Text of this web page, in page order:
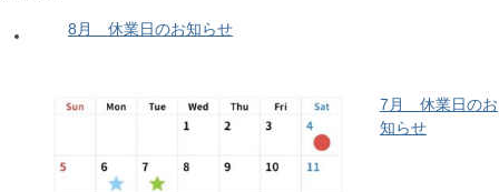
8月 休業日のお知らせ
7月 休業日のお
知らせ